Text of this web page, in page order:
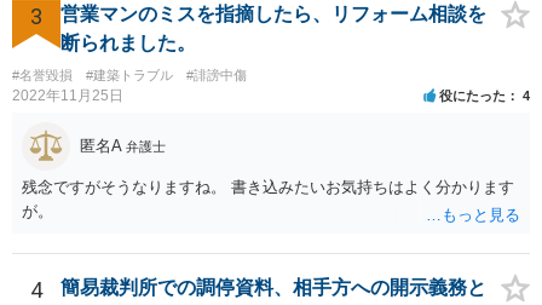
方の立場としても、裁判を起こす時間や労力、経済的コストその他裁
判が終わるまでキャッシュが入ってこないことなどがネックになり得
るでしょうから、減額に応じてくる可能性は大いにあるかと思いま
す。
3
営業マンのミスを指摘したら、リフォーム相談を
断られました。
#名誉毀損 #建築トラブル #誹謗中傷
2022年11月25日 役にたった 4
匿名A 弁護士
残念ですがそうなりますね。 書き込みたいお気持ちはよく分かります
が。
4
簡易裁判所での調停資料、相手方への開示義務と